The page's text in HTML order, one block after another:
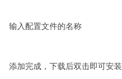
输入配置文件的名称
添加完成，下载后双击即可安装